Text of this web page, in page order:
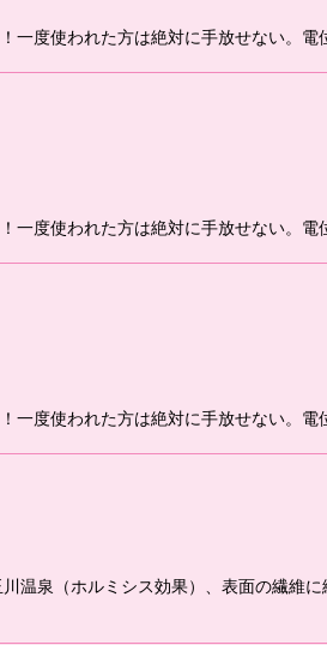
一度使われた方は絶対に手放せない。
一度使われた方は絶対に手放せない。
一度使われた方は絶対に手放せない。
温泉（ホルミシス効果）、表面の繊維